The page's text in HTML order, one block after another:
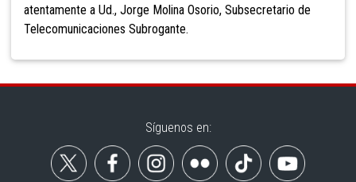
atentamente a Ud., Jorge Molina Osorio, Subsecretario de
Telecomunicaciones Subrogante.
Síguenos en: